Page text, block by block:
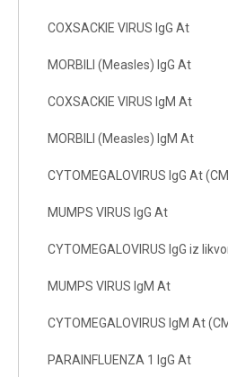
COXSACKIE VIRUS IgG At
MORBILI (Measles) IgG At
COXSACKIE VIRUS IgM At
MORBILI (Measles) IgM At
CYTOMEGALOVIRUS IgG At
MUMPS VIRUS IgG At
CYTOMEGALOVIRUS IgG iz
MUMPS VIRUS IgM At
CYTOMEGALOVIRUS IgM At
PARAINFLUENZA 1 IgG At